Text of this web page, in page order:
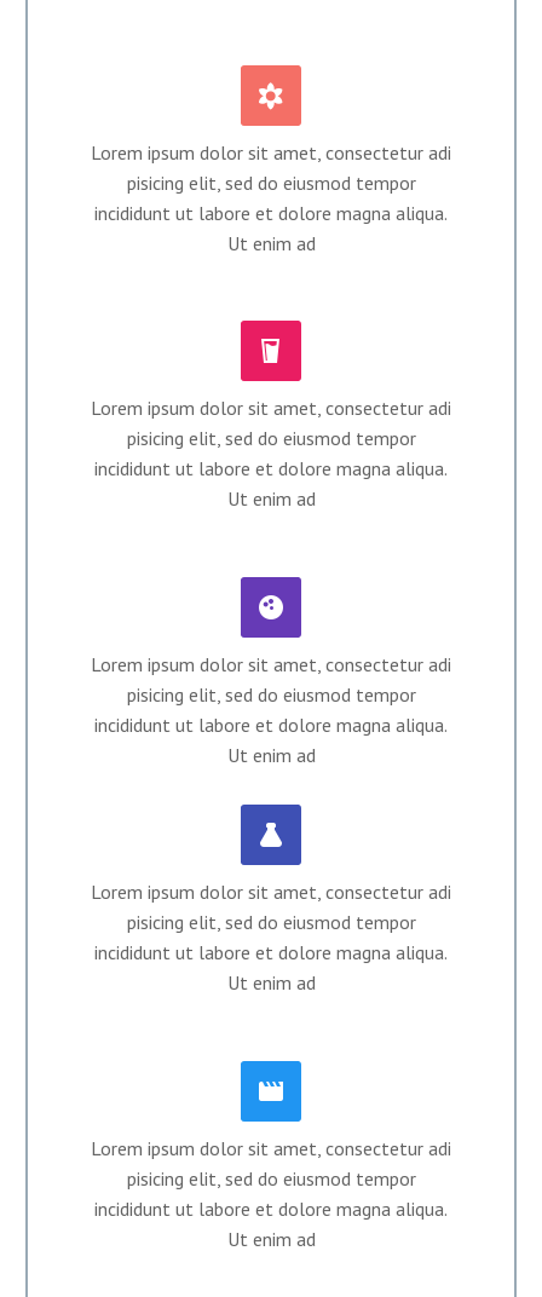


Lorem ipsum dolor sit amet, consectetur adi
pisicing elit, sed do eiusmod tempor
incididunt ut labore et dolore magna aliqua.
Ut enim ad


Lorem ipsum dolor sit amet, consectetur adi
pisicing elit, sed do eiusmod tempor
incididunt ut labore et dolore magna aliqua.
Ut enim ad


Lorem ipsum dolor sit amet, consectetur adi
pisicing elit, sed do eiusmod tempor
incididunt ut labore et dolore magna aliqua.
Ut enim ad


Lorem ipsum dolor sit amet, consectetur adi
pisicing elit, sed do eiusmod tempor
incididunt ut labore et dolore magna aliqua.
Ut enim ad


Lorem ipsum dolor sit amet, consectetur adi
pisicing elit, sed do eiusmod tempor
incididunt ut labore et dolore magna aliqua.
Ut enim ad